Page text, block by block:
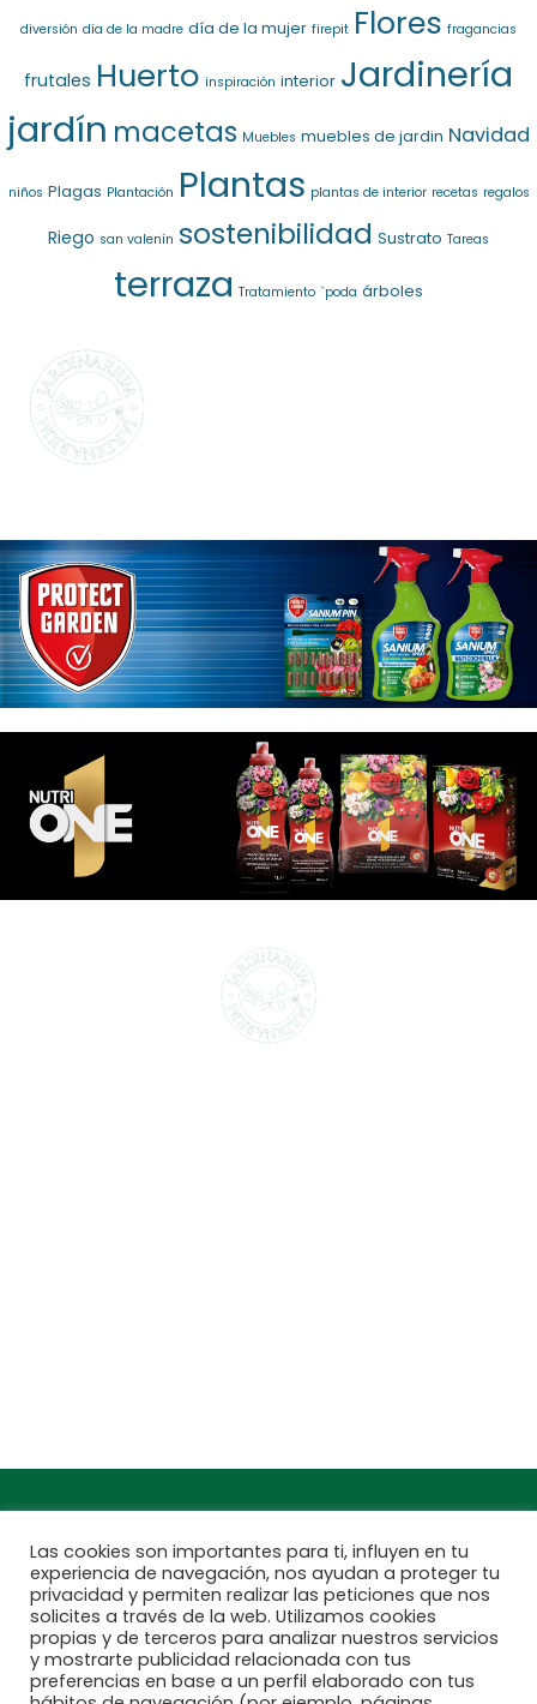
diversión día de la madre día de la mujer firepit Flores fragancias
frutales Huerto inspiración interior Jardinería
jardín macetas Muebles muebles de jardin Navidad
niños Plagas Plantación Plantas plantas de interior recetas regalos
Riego san valenín sostenibilidad Sustrato Tareas
terraza Tratamiento `poda árboles
Las cookies son importantes para ti, influyen en tu
experiencia de navegación, nos ayudan a proteger tu
privacidad y permiten realizar las peticiones que nos
solicites a través de la web. Utilizamos cookies
propias y de terceros para analizar nuestros servicios
y mostrarte publicidad relacionada con tus
preferencias en base a un perfil elaborado con tus